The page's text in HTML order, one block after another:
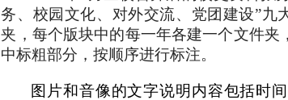
务、校园文化、对外交流、党团建设”
夹，每个版块中的每一年各建一个文件夹
中标粗部分，按顺序进行标注。
图片和音像的文字说明内容包括时